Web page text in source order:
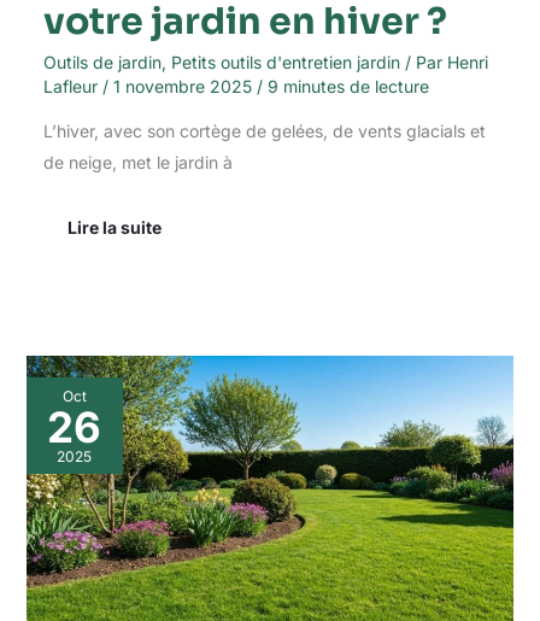
votre jardin en hiver ?
Outils de jardin, Petits outils d'entretien jardin/ Par Henri
Lafleur / 1 novembre 2025 / 9 minutes de lecture
L’hiver, avec son cortège de gelées, de vents glacials et
de neige, met le jardin à
Lire la suite
Oct
26
2025
Comment
entretenir
sa
pelouse
toute
l’année
?